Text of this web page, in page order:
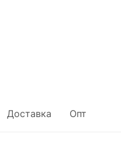
Доставка Опт